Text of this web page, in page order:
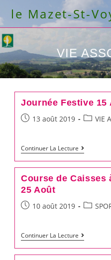
to
content
le Mazet-St-
VIE
Journée Festive 15
Post13 août 2019
PostVIE
Continuer La Lecture
Journée
Festive
15
Course de Caisses
25 Août
Post10 août 2019
Post
Continuer La Lecture
Course
de